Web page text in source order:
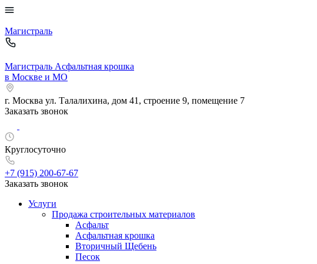
Магистраль
Магистраль Асфальтная крошка
в Москве и МО
г. Москва ул. Талалихина, дом 41, строение 9, помещение 7
Заказать звонок
Круглосуточно
+7 (915) 200-67-67
Заказать звонок
Услуги
Продажа строительных материалов
Асфальт
Асфальтная крошка
Вторичный Щебень
Песок